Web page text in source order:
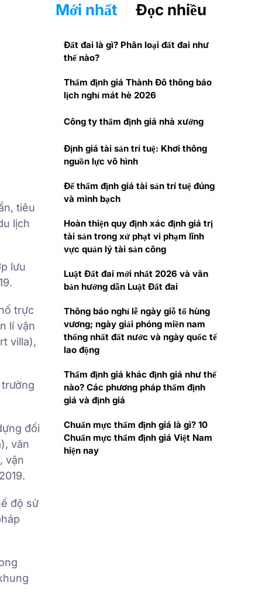
tiêu
lịch
lưu
trực
lí vận
villa),
đối
văn
vận
độ sử
Mới nhất Đọc nhiều
Đất đai là gì? Phân loại đất đai như
thế nào?
Thẩm định giá Thành Đô thông báo
lịch nghỉ mát hè 2026
Công ty thẩm định giá nhà xưởng
Định giá tài sản trí tuệ: Khơi thông
nguồn lực vô hình
Để thẩm định giá tài sản trí tuệ đúng
và minh bạch
Hoàn thiện quy định xác định giá trị
tài sản trong xử phạt vi phạm lĩnh
vực quản lý tài sản công
Luật Đất đai mới nhất 2026 và văn
bản hướng dẫn Luật Đất đai
Thông báo nghỉ lễ ngày giỗ tổ hùng
vương; ngày giải phóng miền nam
thống nhất đất nước và ngày quốc tế
lao động
Thẩm định giá khác định giá như thế
nào? Các phương pháp thẩm định
giá và định giá
Chuẩn mực thẩm định giá là gì? 10
Chuẩn mực thẩm định giá Việt Nam
hiện nay